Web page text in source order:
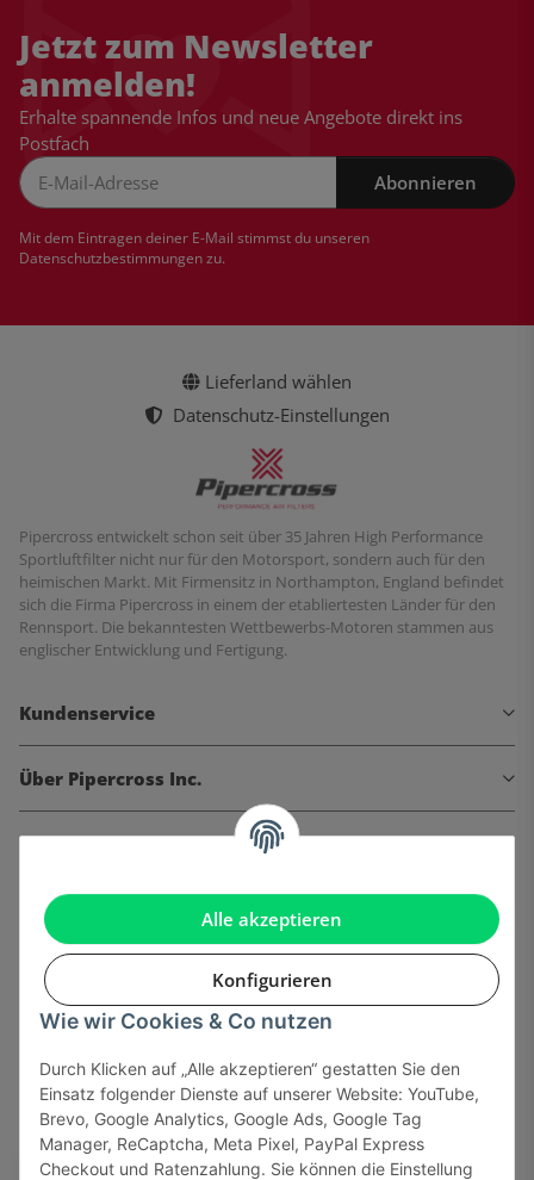
Alle akzeptieren
Konfigurieren
Wie wir Cookies & Co nutzen
Durch Klicken auf „Alle akzeptieren“ gestatten Sie den
Einsatz folgender Dienste auf unserer Website: YouTube,
Brevo, Google Analytics, Google Ads, Google Tag
Manager, ReCaptcha, Meta Pixel, PayPal Express
Checkout und Ratenzahlung. Sie können die Einstellung
Jetzt zum Newsletter
anmelden!
Erhalte spannende Infos und neue Angebote direkt ins
Postfach
Abonnieren
Mit dem Eintragen deiner E-Mail stimmst du unseren
Datenschutzbestimmungenzu.
Lieferland wählen
Datenschutz-Einstellungen
Pipercross entwickelt schon seit über 35 Jahren High Performance
Sportluftfilter nicht nur für den Motorsport, sondern auch für den
heimischen Markt. Mit Firmensitz in Northampton, England befindet
sich die Firma Pipercross in einem der etabliertesten Länder für den
Rennsport. Die bekanntesten Wettbewerbs-Motoren stammen aus
englischer Entwicklung und Fertigung.
Kundenservice
Über Pipercross Inc.
Informationen
Gesetzliche Informationen
Sicher bezahlen via: